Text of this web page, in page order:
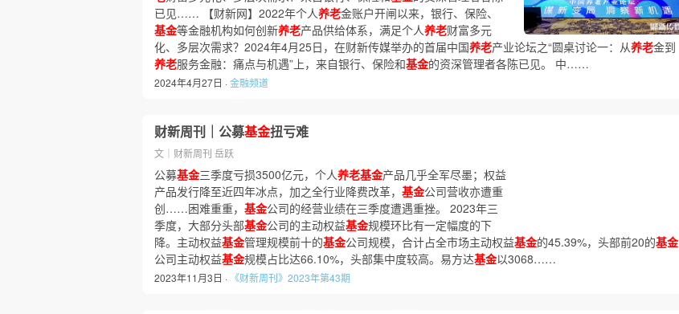
已见…… 【财新网】2022年个人养老金账户开闸以来，银行、保险、
基金等金融机构如何创新养老产品供给体系，满足个人养老财富多元
化、多层次需求？2024年4月25日，在财新传媒举办的首届中国养老产业论坛之“圆桌讨论一：从养老金到
养老服务金融：痛点与机遇”上，来自银行、保险和基金的资深管理者各陈已见。 中……
2024年4月27日 ·金融频道
财新周刊｜公募基金扭亏难
文｜财新周刊 岳跃
公募基金三季度亏损3500亿元，个人养老基金产品几乎全军尽墨；权益
产品发行降至近四年冰点，加之全行业降费改革， 基金公司营收亦遭重
创……困难重重， 基金公司的经营业绩在三季度遭遇重挫。 2023年三
季度，大部分头部基金公司的主动权益基金规模环比有一定幅度的下
降。主动权益基金管理规模前十的基金公司规模，合计占全市场主动权益基金的45.39%，头部前20的基金
公司主动权益基金规模占比达66.10%，头部集中度较高。易方达基金以3068……
2023年11月3日 · 《财新周刊》2023年第43期